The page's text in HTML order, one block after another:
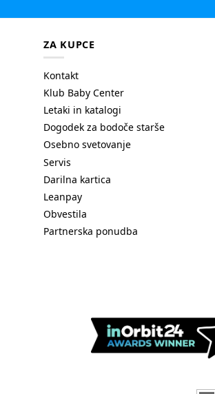
ZA KUPCE
Kontakt
Klub Baby Center
Letaki in katalogi
Dogodek za bodoče starše
Osebno svetovanje
Servis
Darilna kartica
Leanpay
Obvestila
Partnerska ponudba